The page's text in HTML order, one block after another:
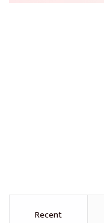
Recent